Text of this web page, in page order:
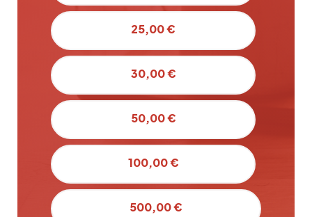
25,00 €
30,00 €
50,00 €
100,00 €
500,00 €